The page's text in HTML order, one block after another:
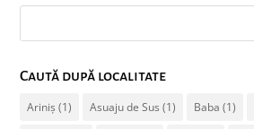
Caută după localitate
Ariniș (1) Asuaju de Sus (1) Baba (1)